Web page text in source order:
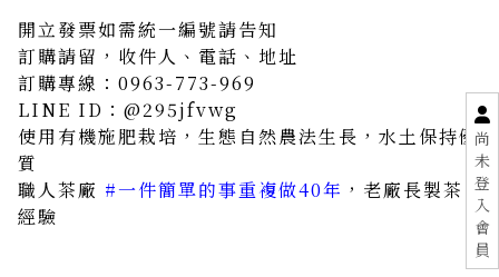
尚
未
登
入
會
員
開立發票如需統一編號請告知
訂購請留，收件人、電話、地址
訂購專線：0963-773-969
LINE ID：@295jfvwg
使用有機施肥栽培，生態自然農法生長，水土保持優
質
職人茶廠 #一件簡單的事重複做40年 ，老廠長製茶
經驗